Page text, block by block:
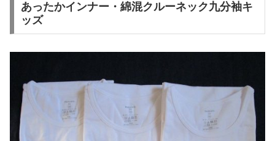
あったかインナー・綿混クルーネック九分袖キ
ッズ